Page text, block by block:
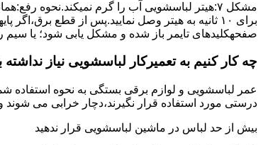
برای ۱۰ ﺛﺎﻧﯿﻪ ﺑﻪ ﻫﯿﺘﺮ وصل نمایید.ﭘﺲ از ﻗﻄﻊ
صفحهکلیدهای ﺗﺎﯾﻤﺮ باز شده و مشکل یابی شود؛ ﯾﺎ
چه کار کنیم به تعمیرکار لباسشویی نیاز نداشته
عمر لباسشویی و لوازم برقی بستگی به نحوه استفاده
درستی مورد استفاده قرار نگیرند،دچار خرابی می شوند و هزینه تعمیر زیادی را برای
بیش از حد لباس در ماشین لباسشویی قرار ندهید